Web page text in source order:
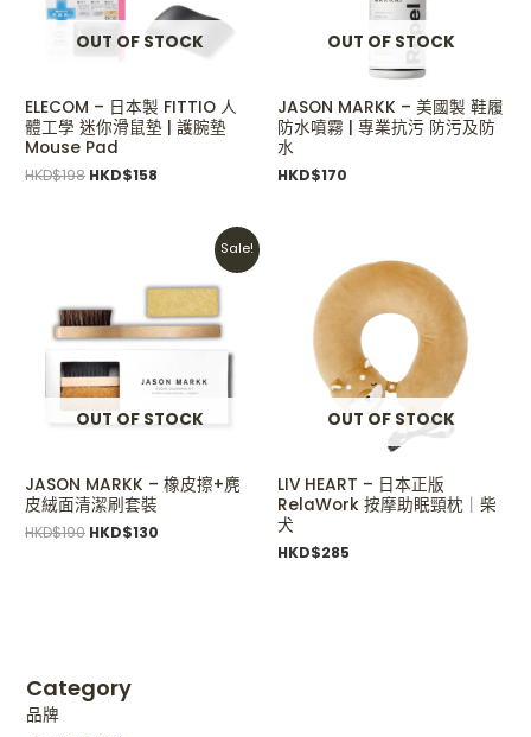
OUT OF STOCK
ELECOM – 日本製 FITTIO 人
體工學 迷你滑鼠墊 | 護腕墊
Mouse Pad
HKD$198 HKD$158
OUT OF STOCK
JASON MARKK – 美國製 鞋履
防水噴霧 | 專業抗污 防污及防
水
HKD$170
Sale!
OUT OF STOCK
JASON MARKK – 橡皮擦+麂
皮絨面清潔刷套裝
HKD$190 HKD$130
Current
HKD$130.
OUT OF STOCK
LIV HEART – 日本正版
RelaWork 按摩助眠頸枕｜柴
犬
HKD$285
Category
品牌